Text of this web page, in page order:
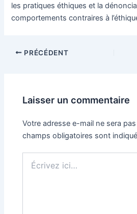
les pratiques éthiques et la
comportements contraires à
NavigationPRÉCÉDENT
Laisser un commentaire
Votre adresse e-mail ne sera
champs obligatoires sont
ici…